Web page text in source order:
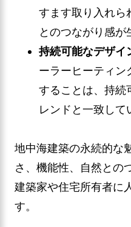
すます取り入れら
とのつながり感が
持続可能なデザイ
ーラーヒーティン
することは、持続
レンドと一致して
地中海建築の永続的な
さ、機能性、自然との
建築家や住宅所有者に
す。